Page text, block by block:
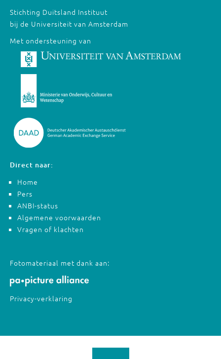
Stichting Duitsland Instituut
bij de Universiteit van Amsterdam
Met ondersteuning van
Direct naar:
Home
Pers
ANBI-status
Algemene voorwaarden
Vragen of klachten
Fotomateriaal met dank aan:
Privacy-verklaring